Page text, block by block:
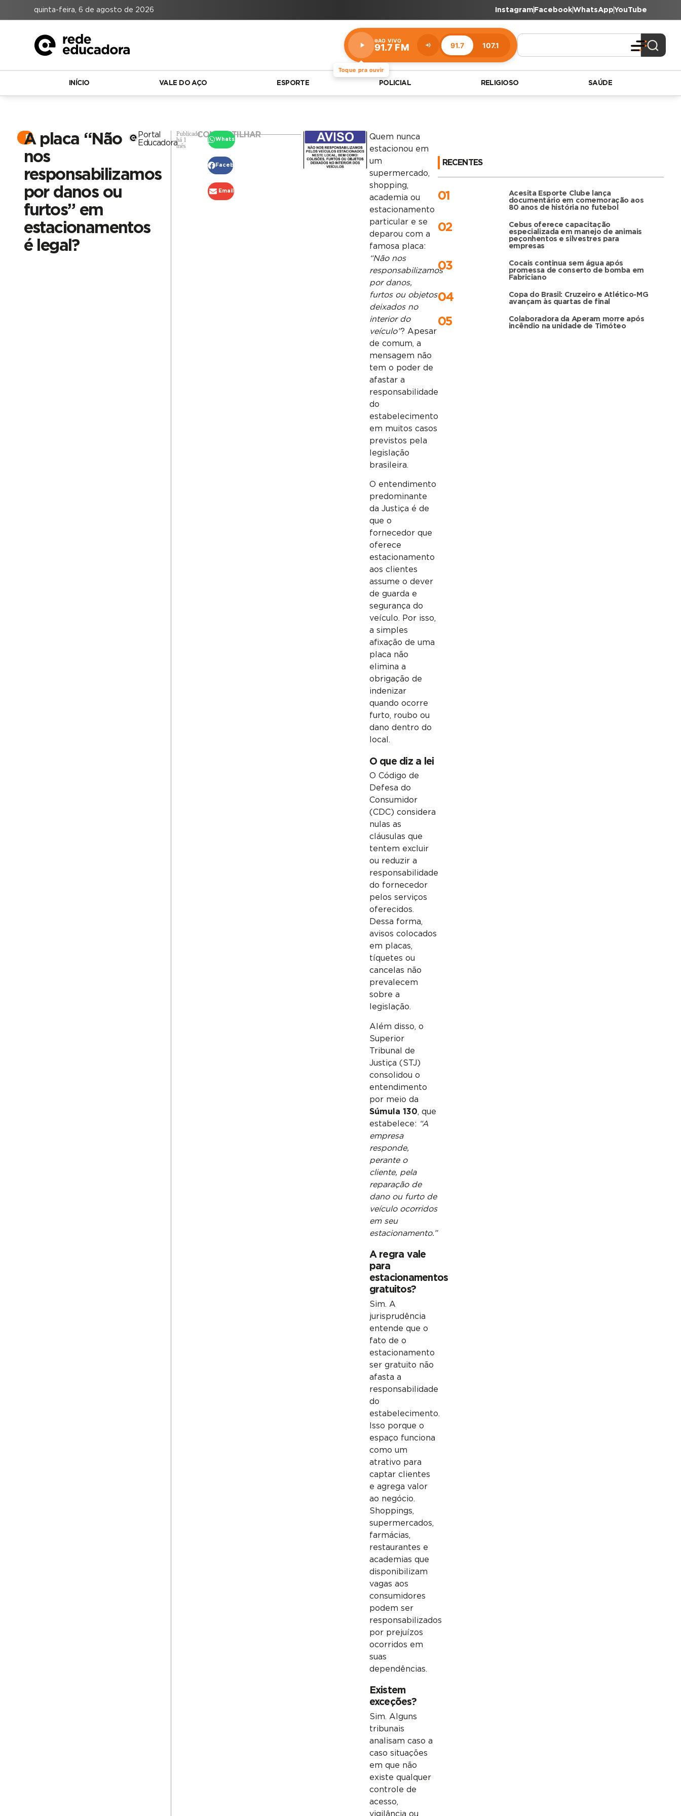
quinta-feira, 6 de agosto de 2026 Instagram FacebookWhatsAppYouTube
Toque pra ouvir
AO VIVO
91.7 FM 91.7 107.1
Estação:
91.7
FM
INÍCIO VALE DO AÇO ESPORTE POLICIAL RELIGIOSO SAÚDE
Portal
A placa “Não
nos
responsabilizamos
por danos ou
furtos” em
estacionamentos
é legal?
Portal
Educadora
Publicado
há 1
mês
COMPARTILHAR
WhatsApp
Facebook
Email
Quem nunca
estacionou em
um
supermercado,
shopping,
academia ou
estacionamento
particular e se
deparou com a
famosa placa:
“Não nos
responsabilizamos
por danos,
furtos ou objetos
deixados no
interior do
veículo”? Apesar
de comum, a
mensagem não
tem o poder de
afastar a
responsabilidade
do
estabelecimento
em muitos casos
previstos pela
legislação
brasileira.
O entendimento
predominante
da Justiça é de
que o
fornecedor que
oferece
estacionamento
aos clientes
assume o dever
de guarda e
segurança do
veículo. Por isso,
a simples
afixação de uma
placa não
elimina a
obrigação de
indenizar
quando ocorre
furto, roubo ou
dano dentro do
local.
O que diz a lei
O Código de
Defesa do
Consumidor
(CDC) considera
nulas as
cláusulas que
tentem excluir
ou reduzir a
responsabilidade
do fornecedor
pelos serviços
oferecidos.
Dessa forma,
avisos colocados
em placas,
tíquetes ou
cancelas não
prevalecem
sobre a
legislação.
Além disso, o
Superior
Tribunal de
Justiça (STJ)
consolidou o
entendimento
por meio da
Súmula 130, que
estabelece: “A
empresa
responde,
perante o
cliente, pela
reparação de
dano ou furto de
veículo ocorridos
em seu
estacionamento.”
A regra vale
para
estacionamentos
gratuitos?
Sim. A
jurisprudência
entende que o
fato de o
estacionamento
ser gratuito não
afasta a
responsabilidade
do
estabelecimento.
Isso porque o
espaço funciona
como um
atrativo para
captar clientes
e agrega valor
ao negócio.
Shoppings,
supermercados,
farmácias,
restaurantes e
academias que
disponibilizam
vagas aos
consumidores
podem ser
responsabilizados
por prejuízos
ocorridos em
suas
dependências.
Existem
exceções?
Sim. Alguns
tribunais
analisam caso a
caso situações
em que não
existe qualquer
controle de
acesso,
vigilância ou
RECENTES
01
Acesita Esporte Clube lança
documentário em comemoração aos
80 anos de história no futebol
02
Cebus oferece capacitação
especializada em manejo de animais
peçonhentos e silvestres para
empresas
03
Cocais continua sem água após
promessa de conserto de bomba em
Fabriciano
04
Copa do Brasil: Cruzeiro e Atlético-MG
avançam às quartas de final
05
Colaboradora da Aperam morre após
incêndio na unidade de Timóteo